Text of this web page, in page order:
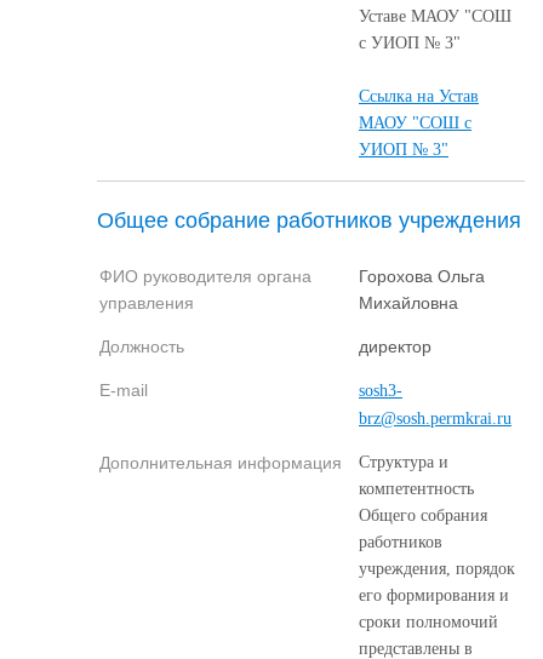
Уставе МАОУ "СОШ
с УИОП № 3"
Ссылка на Устав
МАОУ "СОШ с
УИОП № 3"
Общее собрание работников учреждения
ФИО руководителя органа
управления
Горохова Ольга
Михайловна
Должность директор
E-mail
sosh3-
brz@sosh.permkrai.ru
Дополнительная информация
Структура и
компетентность
Общего собрания
работников
учреждения, порядок
его формирования и
сроки полномочий
представлены в